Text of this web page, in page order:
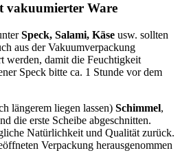
vakuumierter Ware
Speck, Salami, Käse usw. sollten
aus der Vakuumverpackung
werden, damit die Feuchtigkeit
Speck bitte ca. 1 Stunde vor dem
längerem liegen lassen) Schimmel,
die erste Scheibe abgeschnitten.
Natürlichkeit und Qualität zurück.
Verpackung herausgenommen